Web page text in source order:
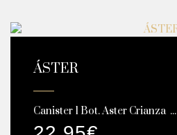
ÁSTER
Canister 1 Bot. Aster Crianza ...